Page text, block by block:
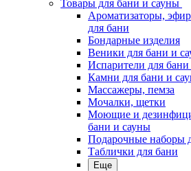
Товары для бани и сауны
Ароматизаторы,
для бани
Бондарные изделия
Веники для бани и
Испарители для
Камни для бани и
Массажеры, пемза
Мочалки, щетки
Моющие и
бани и сауны
Подарочные наборы
Таблички для бани
Еще